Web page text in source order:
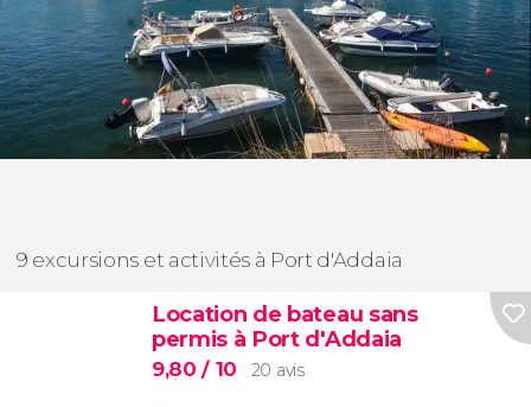
9 excursions et activités à Port d'Addaia
Location de bateau sans
permis à Port d'Addaia
9,80/ 10 20 avis